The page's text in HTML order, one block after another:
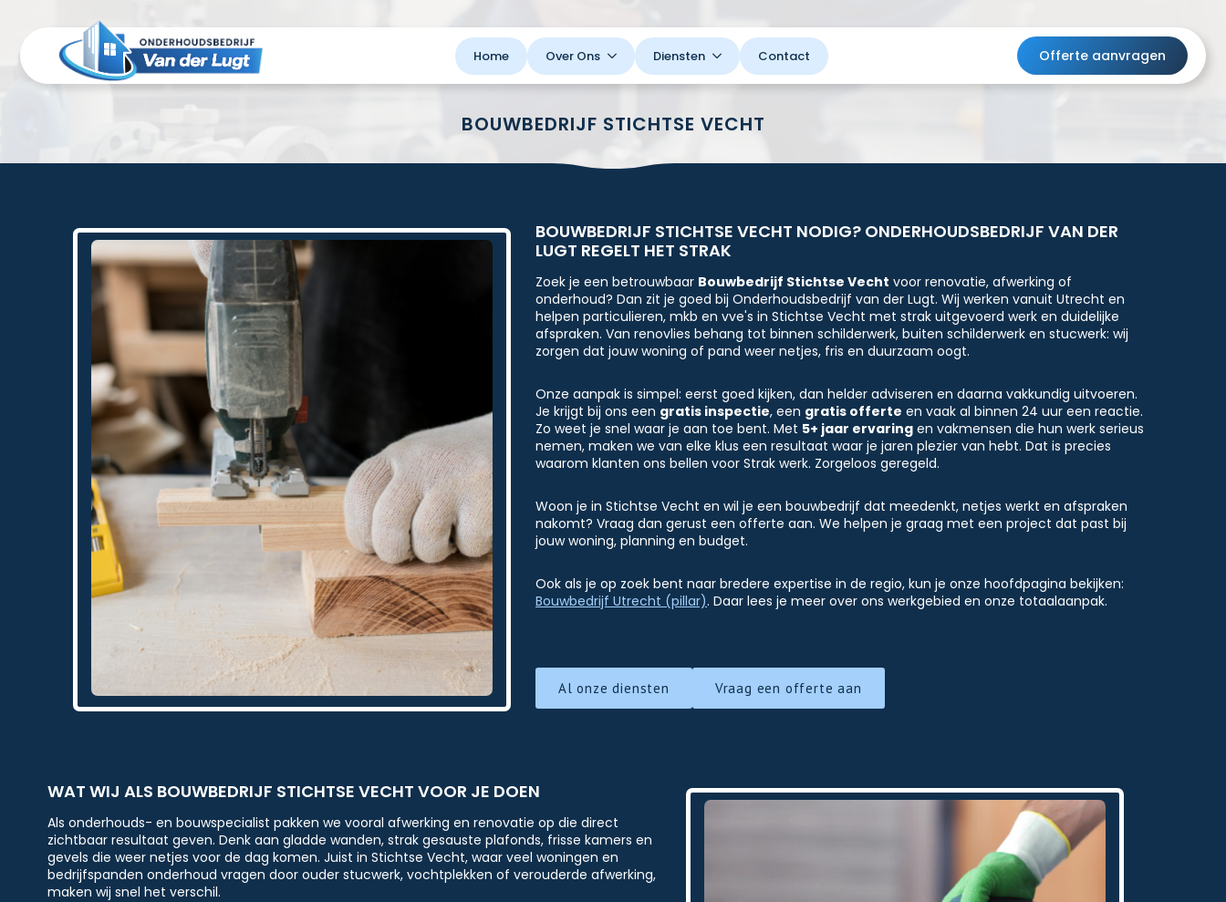
Home Over Ons Diensten Contact Offerte aanvragen
BOUWBEDRIJF STICHTSE VECHT
BOUWBEDRIJF STICHTSE VECHT NODIG? ONDERHOUDSBEDRIJF VAN DER
LUGT REGELT HET STRAK
Zoek je een betrouwbaar Bouwbedrijf Stichtse Vecht voor renovatie, afwerking of
onderhoud? Dan zit je goed bij Onderhoudsbedrijf van der Lugt. Wij werken vanuit Utrecht en
helpen particulieren, mkb en vve's in Stichtse Vecht met strak uitgevoerd werk en duidelijke
afspraken. Van renovlies behang tot binnen schilderwerk, buiten schilderwerk en stucwerk: wij
zorgen dat jouw woning of pand weer netjes, fris en duurzaam oogt.
Onze aanpak is simpel: eerst goed kijken, dan helder adviseren en daarna vakkundig uitvoeren.
Je krijgt bij ons een gratis inspectie, een gratis offerte en vaak al binnen 24 uur een reactie.
Zo weet je snel waar je aan toe bent. Met 5+ jaar ervaring en vakmensen die hun werk serieus
nemen, maken we van elke klus een resultaat waar je jaren plezier van hebt. Dat is precies
waarom klanten ons bellen voor Strak werk. Zorgeloos geregeld.
Woon je in Stichtse Vecht en wil je een bouwbedrijf dat meedenkt, netjes werkt en afspraken
nakomt? Vraag dan gerust een offerte aan. We helpen je graag met een project dat past bij
jouw woning, planning en budget.
Ook als je op zoek bent naar bredere expertise in de regio, kun je onze hoofdpagina bekijken:
Bouwbedrijf Utrecht (pillar). Daar lees je meer over ons werkgebied en onze totaalaanpak.
Al onze diensten Vraag een offerte aan
WAT WIJ ALS BOUWBEDRIJF STICHTSE VECHT VOOR JE DOEN
Als onderhouds- en bouwspecialist pakken we vooral afwerking en renovatie op die direct
zichtbaar resultaat geven. Denk aan gladde wanden, strak gesauste plafonds, frisse kamers en
gevels die weer netjes voor de dag komen. Juist in Stichtse Vecht, waar veel woningen en
bedrijfspanden onderhoud vragen door ouder stucwerk, vochtplekken of verouderde afwerking,
maken wij snel het verschil.